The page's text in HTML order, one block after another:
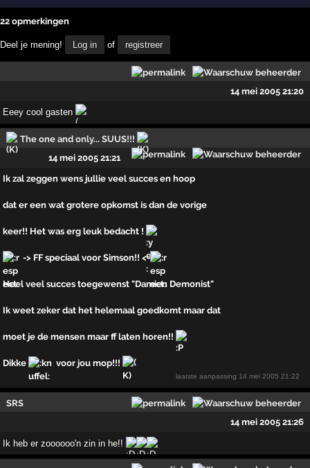
22 opmerkingen
Deel je mening! Log in of registreer
14 mei 2005 21:20
Eeey cool gasten
The one and only... SUUS!!!
14 mei 2005 21:21
Ik zal zeggen wens jullie veel succes en hoop
dat er een wat grotere opkomst is dan de vorige
keer!! Het was erg leuk bedacht !
-> FF speciaal voor Simson!! <-
Heel veel succes toegewenst "Damien Demonist"
Ik weet zeker dat het helemaal goedkomt maar dat
moet je de mensen maar ff laten horen!!
Dikke voor jou mop!!!
laatste aanpassing 14 mei 2005 21:22
SRS
14 mei 2005 21:26
Ik heb er zoooooo'n zin in he!!